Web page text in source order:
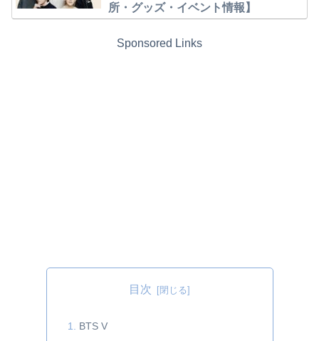
所・グッズ・イベント情報】
Sponsored Links
目次
BTS V